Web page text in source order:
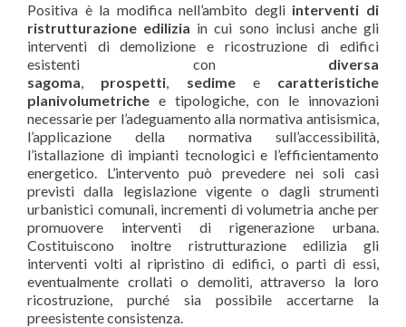
Positiva è la modifica nell’ambito degli interventi di
ristrutturazione edilizia in cui sono inclusi anche gli
interventi di demolizione e ricostruzione di edifici
esistenti con diversa
sagoma, prospetti, sedimee caratteristiche
planivolumetriche e tipologiche, con le innovazioni
necessarie per l’adeguamento alla normativa antisismica,
l’applicazione della normativa sull’accessibilità,
l’istallazione di impianti tecnologici e l’efficientamento
energetico. L’intervento può prevedere nei soli casi
previsti dalla legislazione vigente o dagli strumenti
urbanistici comunali, incrementi di volumetria anche per
promuovere interventi di rigenerazione urbana.
Costituiscono inoltre ristrutturazione edilizia gli
interventi volti al ripristino di edifici, o parti di essi,
eventualmente crollati o demoliti, attraverso la loro
ricostruzione, purché sia possibile accertarne la
preesistente consistenza.